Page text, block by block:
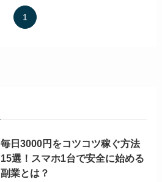
1
毎日3000円をコツコツ稼ぐ方法
15選！スマホ1台で安全に始める
副業とは？